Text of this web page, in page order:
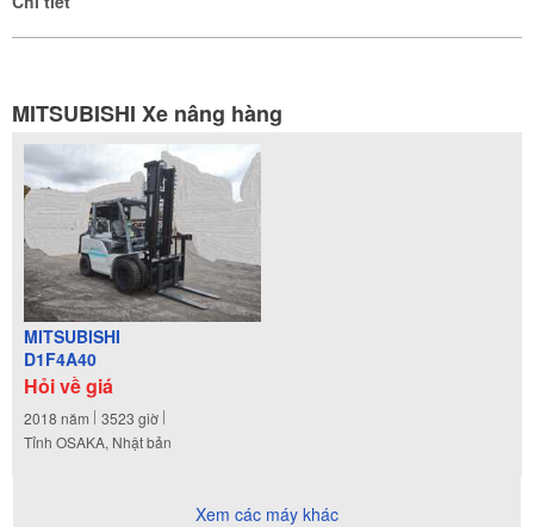
MITSUBISHI Xe nâng hàng
MITSUBISHI
D1F4A40
Hỏi về giá
2018 năm 3523 giờ
Tỉnh OSAKA, Nhật bản
Xem các máy khác